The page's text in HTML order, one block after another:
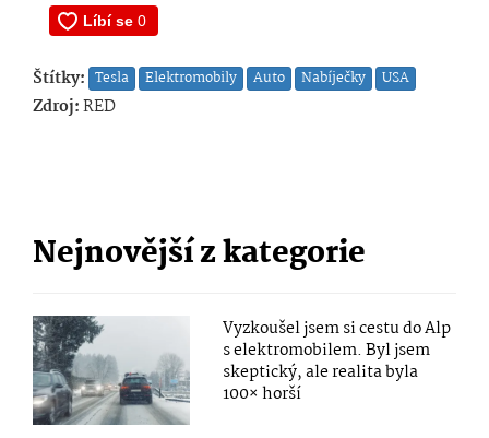
Štítky: Tesla Elektromobily Auto Nabíječky USA
Zdroj:RED
Nejnovější z kategorie
Vyzkoušel jsem si cestu do Alp
s elektromobilem. Byl jsem
skeptický, ale realita byla
100× horší